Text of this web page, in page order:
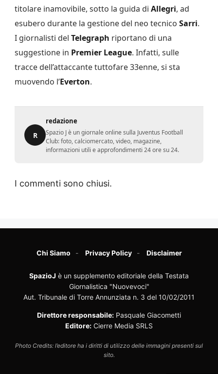
titolare inamovibile, sotto la guida di Allegri, ad
esubero durante la gestione del neo tecnico Sarri.
I giornalisti del Telegraph riportano di una
suggestione in Premier League. Infatti, sulle
tracce dell’attaccante tuttofare 33enne, si sta
muovendo l’Everton.
R
redazione
Spazio J è un giornale online sulla Juventus Football
Club: foto, calciomercato, video, magazine,
informazioni utili e approfondimenti 24 ore su 24.
I commenti sono chiusi.
Chi Siamo Privacy Policy Disclaimer
SpazioJ è un supplemento editoriale della Testata
Giornalistica "Nuovevoci"
Aut. Tribunale di Torre Annunziata n. 3 del 10/02/2011
Direttore responsabile: Pasquale Giacometti
Editore: Cierre Media SRLS
Photo Credits: l’editore ha i diritti di utilizzo delle immagini presenti sul
sito.